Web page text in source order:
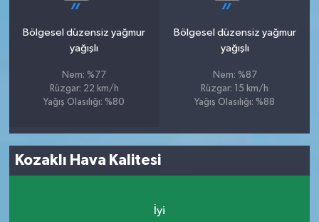
Bölgesel düzensiz yağmur
yağışlı
Nem: %77
Rüzgar: 22 km/h
Yağış Olasılığı: %80
Bölgesel düzensiz yağmur
yağışlı
Nem: %87
Rüzgar: 15 km/h
Yağış Olasılığı: %88
Kozaklı Hava Kalitesi
İyi